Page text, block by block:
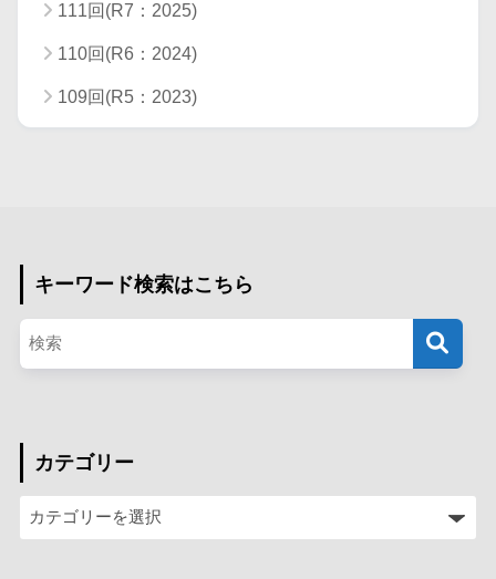
111回(R7：2025)
110回(R6：2024)
109回(R5：2023)
キーワード検索はこちら
カテゴリー